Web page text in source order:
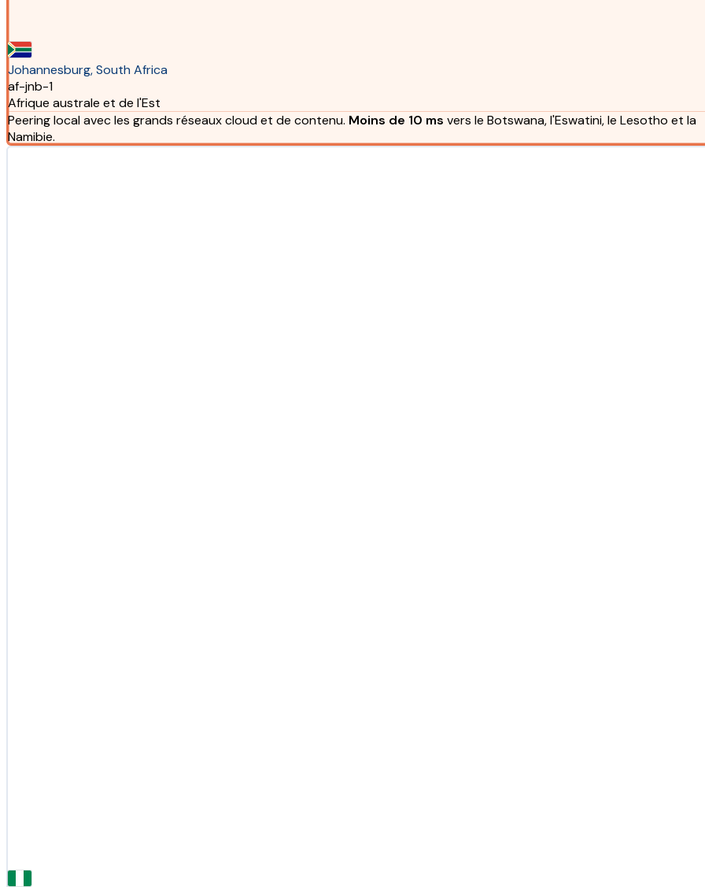
Johannesburg, South Africa
af-jnb-1
Afrique australe et de l'Est
Peering local avec les grands réseaux cloud et de contenu. Moins de 10 ms vers le Botswana, l'Eswatini, le Lesotho et la
Namibie.